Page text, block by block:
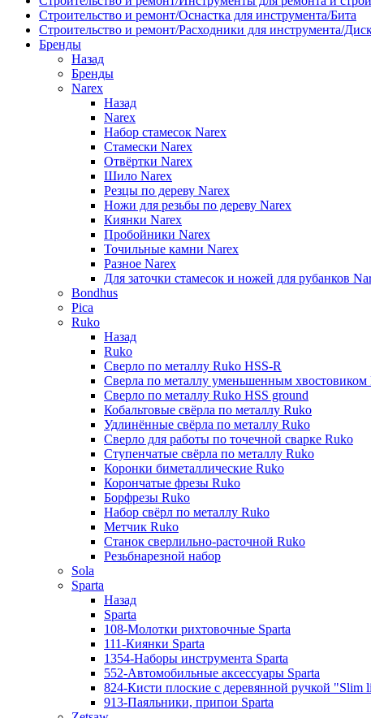
Строительство и ремонт/Оснастка для инструмента/Бита
Строительство и ремонт/Расходники для инструмента/
Бренды
Назад
Бренды
Narex
Назад
Narex
Набор стамесок Narex
Стамески Narex
Отвёртки Narex
Шило Narex
Резцы по дереву Narex
Ножи для резьбы по дереву Narex
Киянки Narex
Пробойники Narex
Точильные камни Narex
Разное Narex
Для заточки стамесок и ножей для рубанков
Bondhus
Pica
Ruko
Назад
Ruko
Сверло по металлу Ruko HSS-R
Сверла по металлу уменьшенным хвостовиком
Сверло по металлу Ruko HSS ground
Кобальтовые свёрла по металлу Ruko
Удлинённые свёрла по металлу Ruko
Сверло для работы по точечной сварке Ruko
Ступенчатые свёрла по металлу Ruko
Коронки биметаллические Ruko
Корончатые фрезы Ruko
Борфрезы Ruko
Набор свёрл по металлу Ruko
Метчик Ruko
Станок сверлильно-расточной Ruko
Резьбнарезной набор
Sola
Sparta
Назад
Sparta
108-Молотки рихтовочные Sparta
111-Киянки Sparta
1354-Наборы инструмента Sparta
552-Автомобильные аксессуары Sparta
824-Кисти плоские с деревянной ручкой "Slim
913-Паяльники, припои Sparta